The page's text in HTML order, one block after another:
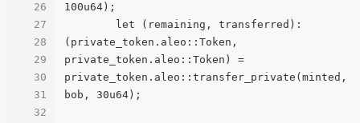
26
27
28
29
30
31
32
100u64);
(private_token.aleo::Token,
private_token.aleo::Token) =
private_token.aleo::transfer_private(minted,
bob, 30u64);